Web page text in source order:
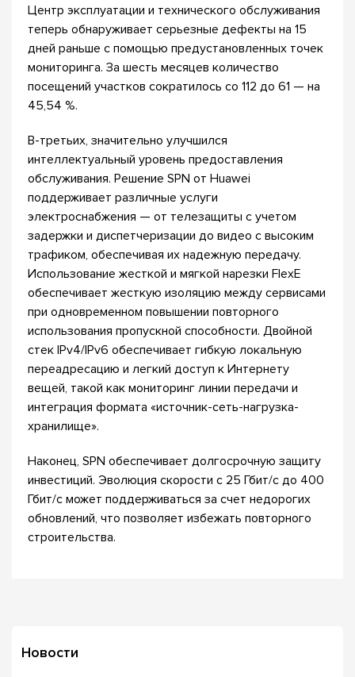
Центр эксплуатации и технического обслуживания
теперь обнаруживает серьезные дефекты на 15
дней раньше с помощью предустановленных точек
мониторинга. За шесть месяцев количество
посещений участков сократилось со 112 до 61 — на
45,54 %.
В-третьих, значительно улучшился
интеллектуальный уровень предоставления
обслуживания. Решение SPN от Huawei
поддерживает различные услуги
электроснабжения — от телезащиты с учетом
задержки и диспетчеризации до видео с высоким
трафиком, обеспечивая их надежную передачу.
Использование жесткой и мягкой нарезки FlexE
обеспечивает жесткую изоляцию между сервисами
при одновременном повышении повторного
использования пропускной способности. Двойной
стек IPv4/IPv6 обеспечивает гибкую локальную
переадресацию и легкий доступ к Интернету
вещей, такой как мониторинг линии передачи и
интеграция формата «источник-сеть-нагрузка-
хранилище».
Наконец, SPN обеспечивает долгосрочную защиту
инвестиций. Эволюция скорости с 25 Гбит/с до 400
Гбит/с может поддерживаться за счет недорогих
обновлений, что позволяет избежать повторного
строительства.
Новости